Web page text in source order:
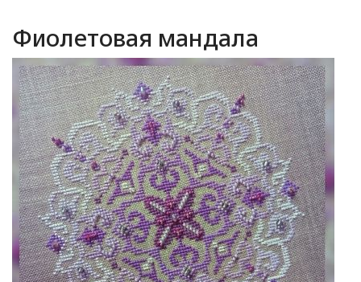
Фиолетовая мандала